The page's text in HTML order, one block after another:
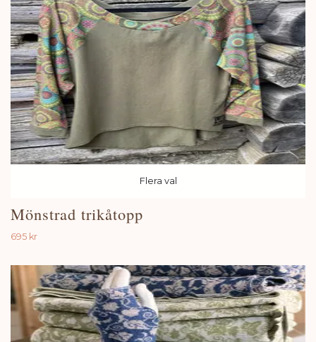
Flera val
Mönstrad trikåtopp
695 kr